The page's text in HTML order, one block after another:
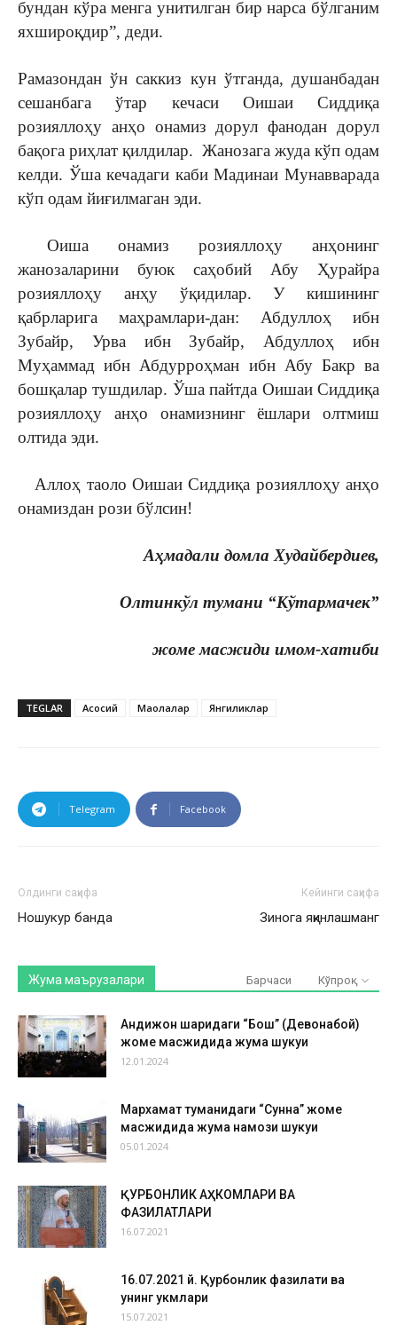
бундан кўра менга унитилган бир нарса бўлганим
яхшироқдир”, деди.
Рамазондан ўн саккиз кун ўтганда, душанбадан
сешанбага ўтар кечаси Оишаи Сиддиқа
розияллоҳу анҳо онамиз дорул фанодан дорул
бақога риҳлат қилдилар. Жанозага жуда кўп одам
келди. Ўша кечадаги каби Мадинаи Мунавварада
кўп одам йиғилмаган эди.
Оиша онамиз розияллоҳу анҳонинг
жанозаларини буюк саҳобий Абу Ҳурайра
розияллоҳу анҳу ўқидилар. У кишининг
қабрларига маҳрамлари-дан: Абдуллоҳ ибн
Зубайр, Урва ибн Зубайр, Абдуллоҳ ибн
Муҳаммад ибн Абдурроҳман ибн Абу Бакр ва
бошқалар тушдилар. Ўша пайтда Оишаи Сиддиқа
розияллоҳу анҳо онамизнинг ёшлари олтмиш
олтида эди.
Аллоҳ таоло Оишаи Сиддиқа розияллоҳу анҳо
онамиздан рози бўлсин!
Аҳмадали домла Худайбердиев,
Олтинкўл тумани “Кўтармачек”
жоме масжиди имом-хатиби
TEGLAR Асосий Мақолалар Янгиликлар
Telegram Facebook
Олдинги саҳифа
Ношукур банда
Кейинги саҳифа
Зинога яқинлашманг
Жума маърузалари Барчаси Кўпроқ
Андижон шаҳридаги “Бош” (Девонабой)
жоме масжидида жума шукуҳи
12.01.2024
Мархамат туманидаги “Сунна” жоме
масжидида жума намози шукуҳи
05.01.2024
ҚУРБОНЛИК АҲКОМЛАРИ ВА
ФАЗИЛАТЛАРИ
16.07.2021
16.07.2021 й. Қурбонлик фазилати ва
унинг ҳукмлари
15.07.2021